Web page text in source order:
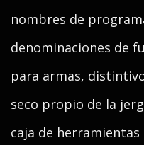
nombres de
denominaciones de
para armas,
seco propio de la
caja de herramientas